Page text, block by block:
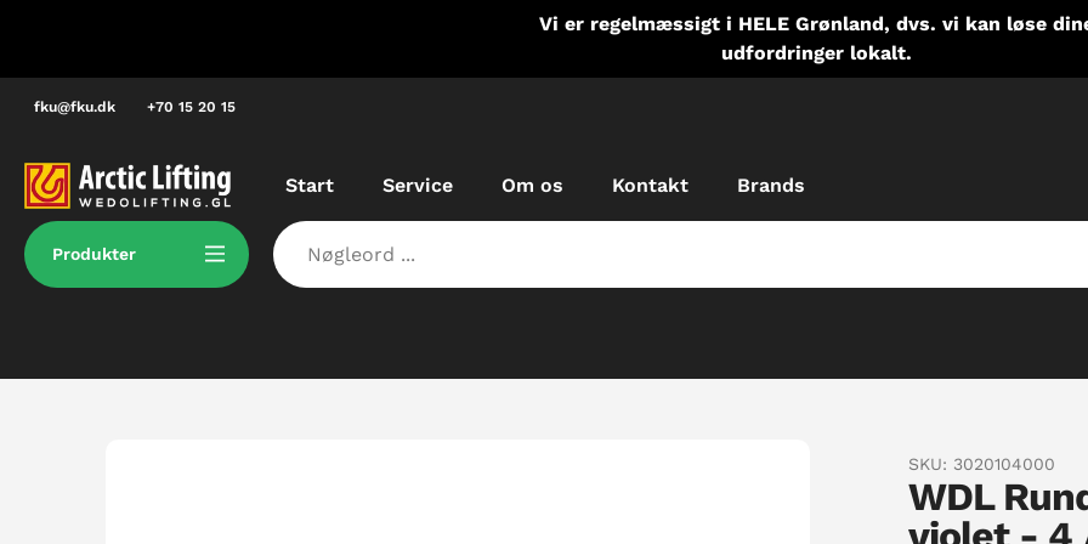
Vi er regelmæssigt i HELE Grønland, dvs. vi kan løse
udfordringer lokalt.
fku@fku.dk +70 15 20 15
Start Service Om os Kontakt Brands
Produkter
SKU: 3020104000
WDL